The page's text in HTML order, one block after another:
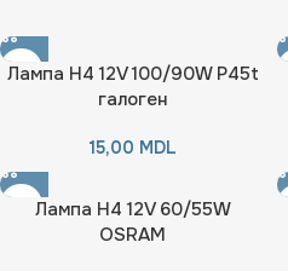
Лампа H4 12V 100/90W Р45t
галоген
15,00 MDL
Лампа H4 12V 60/55W
OSRAM